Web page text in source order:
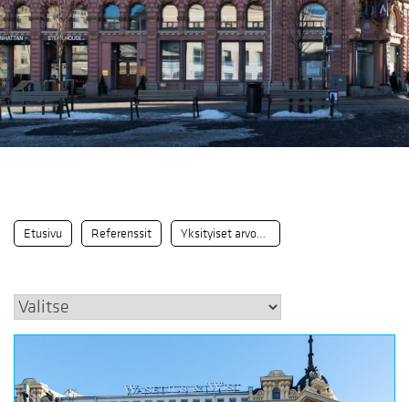
Etusivu Referenssit Yksityiset arvokohteet